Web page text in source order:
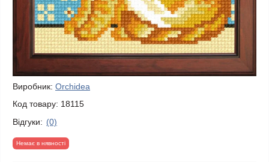
Виробник: Orchidea
Код товару: 18115
Відгуки: (0)
Немає в нявності